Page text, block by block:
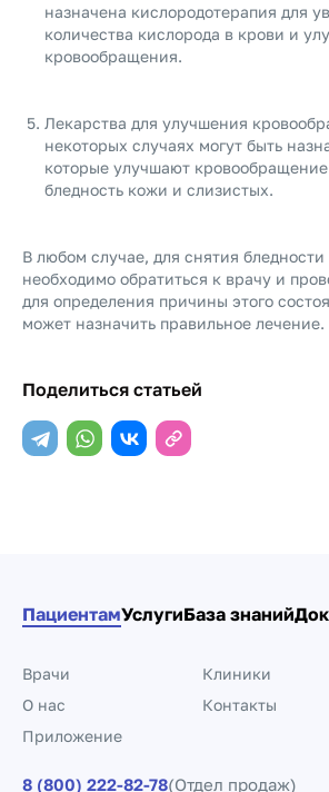
назначена кислородотерапия для
количества кислорода в крови и
кровообращения.
Лекарства для улучшения
некоторых случаях могут быть
которые улучшают
бледность кожи и слизистых.
В любом случае, для снятия
необходимо обратиться к врачу и
для определения причины этого
может назначить правильное лечение.
Поделиться статьей
ПациентамУслугиБаза знаний
Врачи
Клиники
О нас
Контакты
Приложение
8 (800) 222-82-78(Отдел продаж)